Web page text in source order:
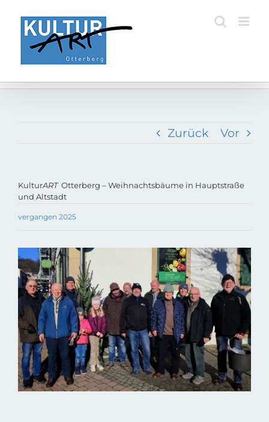
Inhalt
springen
Zurück Vor
KulturARTOtterberg – Weihnachtsbäume in Hauptstraße
und Altstadt
vergangen 2025
Zeige
grösseres
Bild